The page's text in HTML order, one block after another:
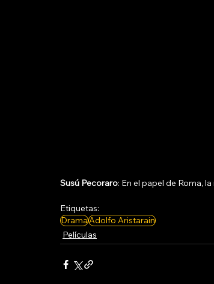
Susú Pecoraro: En el papel de Roma,
Etiquetas:
DramaAdolfo Aristarain
Películas